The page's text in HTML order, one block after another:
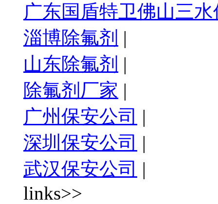
广东国盾特卫佛山三
淄博除氟剂 |
山东除氟剂 |
除氟剂厂家 |
广州保安公司 |
深圳保安公司 |
武汉保安公司 |
links>>